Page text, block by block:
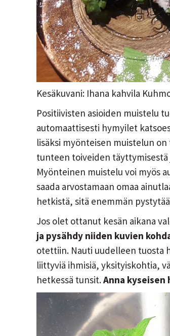
Kesäkuvani: Ihana kahvila
Positiivisten asioiden muistelu
automaattisesti hymyilet
lisäksi myönteisen muistelun
tunteen toiveiden täyttymisestä
Myönteinen muistelu voi myös
saada arvostamaan omaa
hetkistä, sitä enemmän
Jos olet ottanut kesän aikana
ja pysähdy niiden kuvien
otettiin. Nauti uudelleen tuosta
liittyviä ihmisiä, yksityiskohtia,
hetkessä tunsit.Anna